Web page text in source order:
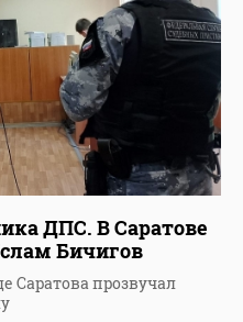
ДПС. В Саратове
Бичигов
Саратова прозвучал